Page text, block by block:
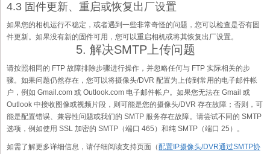
4.3 固件更新、重启或恢复出厂设置
如果您的相机运行不稳定，或者遇到一些非常奇怪的问题，您可以检查是否有固
件更新。如果没有新的固件可用，您可以重启相机或将其恢复出厂设置。
5. 解决SMTP上传问题
请按照相同的 FTP 故障排除步骤进行操作，并忽略任何与 FTP 实际相关的步
骤。如果问题仍然存在，您可以将摄像头/DVR 配置为上传到常用的电子邮件帐
户，例如 Gmail.com 或 Outlook.com 电子邮件帐户。如果您无法在 Gmail 或
Outlook 中接收图像或视频片段，则可能是您的摄像头/DVR 存在故障；否则，可
能是配置错误、兼容性问题或我们的 SMTP 服务存在故障。请尝试不同的 SMTP
选项，例如使用 SSL 加密的 SMTP（端口 465）和纯 SMTP（端口 25）。
如需了解更多详细信息，请仔细阅读支持页面（配置IP摄像头/DVR通过SMTP协